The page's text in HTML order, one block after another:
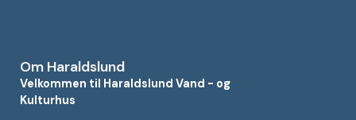
Om Haraldslund
Velkommen til Haraldslund Vand - og
Kulturhus